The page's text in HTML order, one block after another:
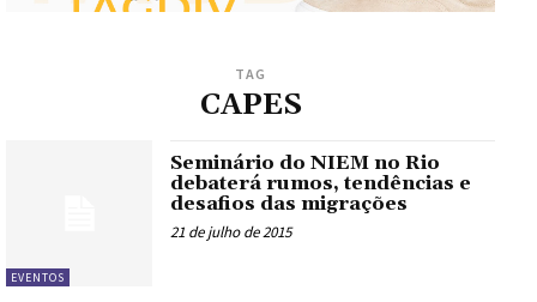
TAG
CAPES
EVENTOS
Seminário do NIEM no Rio
debaterá rumos, tendências e
desafios das migrações
21 de julho de 2015